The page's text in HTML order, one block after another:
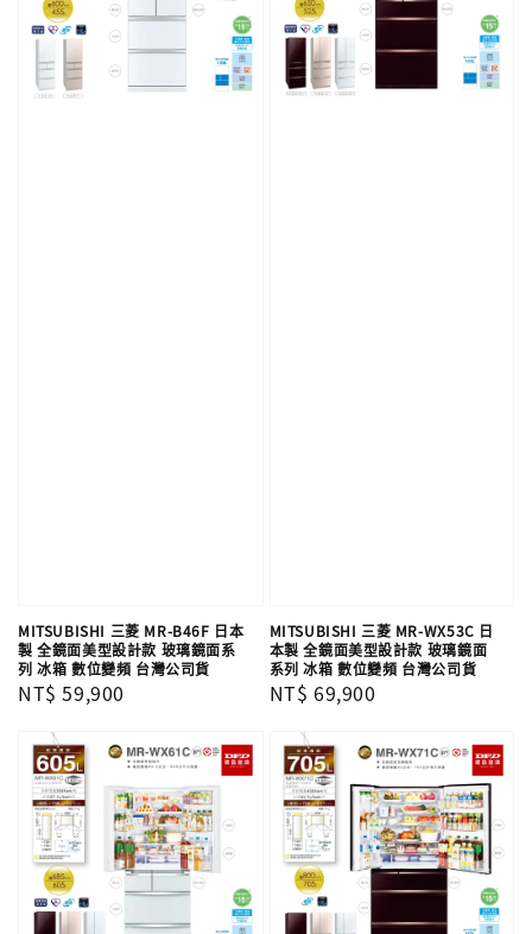
MITSUBISHI 三菱 MR-B46F 日本
製 全鏡面美型設計款 玻璃鏡面系
列 冰箱 數位變頻 台灣公司貨
Regular
NT$ 59,900
MITSUBISHI 三菱 MR-WX53C 日
本製 全鏡面美型設計款 玻璃鏡面
系列 冰箱 數位變頻 台灣公司貨
Regular
NT$ 69,900